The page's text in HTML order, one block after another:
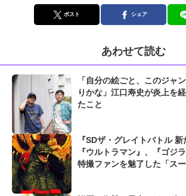
ポスト シェア
あわせて読む
「自分の絵ごと、このジャ
りかな」江口寿史が炎上を
たこと
『SDザ・グレイトバトル
『ウルトラマン』、『ゴジ
特撮ファンを魅了した「ス